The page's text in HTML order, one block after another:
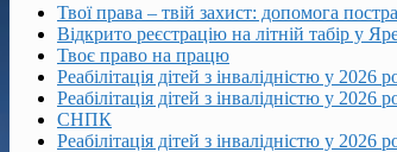
Твої права – твій захист: допомога
Відкрито реєстрацію на літній табір у
Твоє право на працю
Реабілітація дітей з інвалідністю у 2026
Реабілітація дітей з інвалідністю у 2026
СНПК
Реабілітація дітей з інвалідністю у 2026